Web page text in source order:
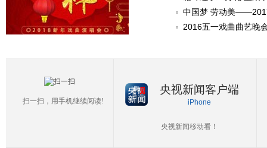
中国梦 劳动美
2016五一戏曲曲艺晚
扫一扫，用手机继续阅读!
央视新闻客户端
iPhone
央视新闻移动看！